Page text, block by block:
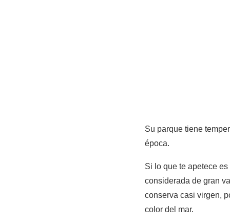
Su parque tiene
época.
Si lo que te apetece
considerada de gran
conserva casi virgen,
color del mar.